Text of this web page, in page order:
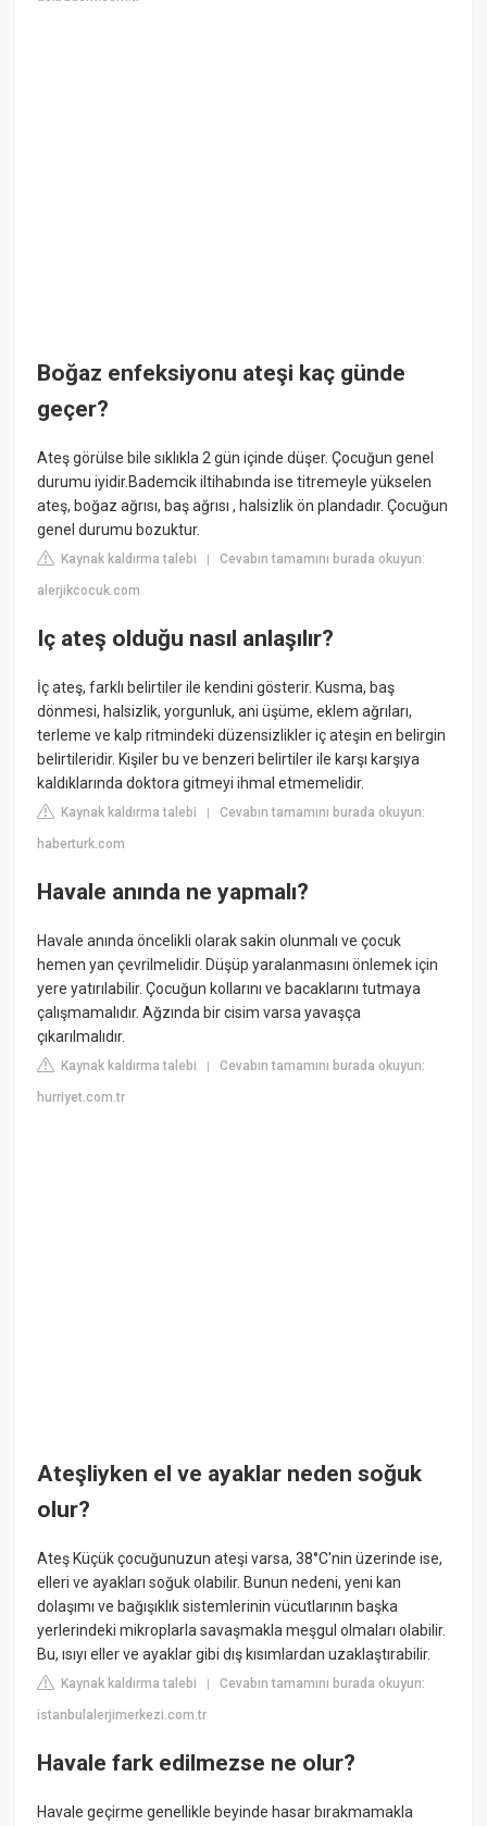
Boğaz enfeksiyonu ateşi kaç günde
geçer?
Ateş görülse bile sıklıkla 2 gün içinde düşer. Çocuğun genel
durumu iyidir.Bademcik iltihabında ise titremeyle yükselen
ateş, boğaz ağrısı, baş ağrısı , halsizlik ön plandadır. Çocuğun
genel durumu bozuktur.
Kaynak kaldırma talebi |Cevabın tamamını burada okuyun:
alerjikcocuk.com
Iç ateş olduğu nasıl anlaşılır?
İç ateş, farklı belirtiler ile kendini gösterir. Kusma, baş
dönmesi, halsizlik, yorgunluk, ani üşüme, eklem ağrıları,
terleme ve kalp ritmindeki düzensizlikler iç ateşin en belirgin
belirtileridir. Kişiler bu ve benzeri belirtiler ile karşı karşıya
kaldıklarında doktora gitmeyi ihmal etmemelidir.
Kaynak kaldırma talebi |Cevabın tamamını burada okuyun:
haberturk.com
Havale anında ne yapmalı?
Havale anında öncelikli olarak sakin olunmalı ve çocuk
hemen yan çevrilmelidir. Düşüp yaralanmasını önlemek için
yere yatırılabilir. Çocuğun kollarını ve bacaklarını tutmaya
çalışmamalıdır. Ağzında bir cisim varsa yavaşça
çıkarılmalıdır.
Kaynak kaldırma talebi |Cevabın tamamını burada okuyun:
hurriyet.com.tr
Ateşliyken el ve ayaklar neden soğuk
olur?
Ateş Küçük çocuğunuzun ateşi varsa, 38°C'nin üzerinde ise,
elleri ve ayakları soğuk olabilir. Bunun nedeni, yeni kan
dolaşımı ve bağışıklık sistemlerinin vücutlarının başka
yerlerindeki mikroplarla savaşmakla meşgul olmaları olabilir.
Bu, ısıyı eller ve ayaklar gibi dış kısımlardan uzaklaştırabilir.
Kaynak kaldırma talebi |Cevabın tamamını burada okuyun:
istanbulalerjimerkezi.com.tr
Havale fark edilmezse ne olur?
Havale geçirme genellikle beyinde hasar bırakmamakla